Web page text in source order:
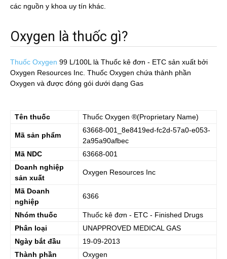
các nguồn y khoa uy tín khác.
Oxygen là thuốc gì?
Thuốc Oxygen 99 L/100L là Thuốc kê đơn - ETC sản xuất bởi
Oxygen Resources Inc. Thuốc Oxygen chứa thành phần
Oxygen và được đóng gói dưới dạng Gas
Tên thuốc Thuốc Oxygen ®(Proprietary Name)
Mã sản phẩm
63668-001_8e8419ed-fc2d-57a0-e053-
2a95a90afbec
Mã NDC
63668-001
Doanh nghiệp
sản xuất
Oxygen Resources Inc
Mã Doanh
nghiệp
6366
Nhóm thuốc
Thuốc kê đơn - ETC - Finished Drugs
Phân loại
UNAPPROVED MEDICAL GAS
Ngày bắt đầu
19-09-2013
Thành phần
Oxygen